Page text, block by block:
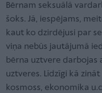
Bērnam seksuālā
šoks. Jā, iespējams,
kaut ko dzirdējusi par
viņa nebūs jautājumā
bērna uztvere darbojas
uztveres. Līdzīgi kā
kosmoss, ekonomika